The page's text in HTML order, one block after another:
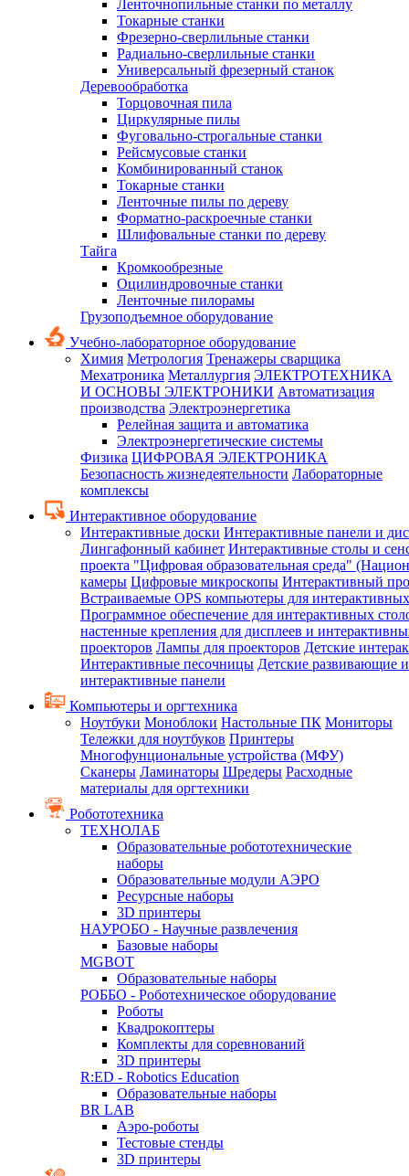
Ленточнопильные станки по металлу
Токарные станки
Фрезерно-сверлильные станки
Радиально-сверлильные станки
Универсальный фрезерный станок
Деревообработка
Торцовочная пила
Циркулярные пилы
Фуговально-строгальные станки
Рейсмусовые станки
Комбинированный станок
Токарные станки
Ленточные пилы по дереву
Форматно-раскроечные станки
Шлифовальные станки по дереву
Тайга
Кромкообрезные
Оцилиндровочные станки
Ленточные пилорамы
Грузоподъемное оборудование
Учебно-лабораторное оборудование
Химия Метрология Тренажеры сварщика
Мехатроника Металлургия ЭЛЕКТРОТЕХНИКА
И ОСНОВЫ ЭЛЕКТРОНИКИ Автоматизация
производства Электроэнергетика
Релейная защита и автоматика
Электроэнергетические системы
Физика ЦИФРОВАЯ ЭЛЕКТРОНИКА
Безопасность жизнедеятельности Лабораторные
комплексы
Интерактивное оборудование
Интерактивные доски Интерактивные панели и
Лингафонный кабинет Интерактивные столы и
проекта "Цифровая образовательная среда"
камеры Цифровые микроскопы Интерактивный
Встраиваемые OPS компьютеры для
Программное обеспечение для интерактивных
настенные крепления для дисплеев и
проекторов Лампы для проекторов Детские
Интерактивные песочницы Детские развивающие
интерактивные панели
Компьютеры и оргтехника
Ноутбуки Моноблоки Настольные ПК Мониторы
Тележки для ноутбуков Принтеры
Многофунциональные устройства (МФУ)
Сканеры Ламинаторы Шредеры Расходные
материалы для оргтехники
Робототехника
ТЕХНОЛАБ
Образовательные робототехнические
наборы
Образовательные модули АЭРО
Ресурсные наборы
3D принтеры
НАУРОБО - Научные развлечения
Базовые наборы
MGBOT
Образовательные наборы
РОББО - Роботехническое оборудование
Роботы
Квадрокоптеры
Комплекты для соревнований
3D принтеры
R:ED - Robotics Education
Образовательные наборы
BR LAB
Аэро-роботы
Тестовые стенды
3D принтеры